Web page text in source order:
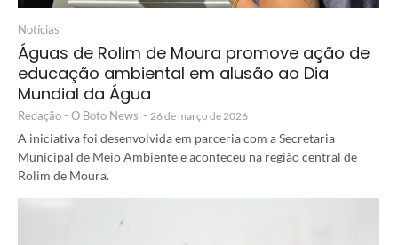
Notícias
Águas de Rolim de Moura promove ação de
educação ambiental em alusão ao Dia
Mundial da Água
Redação - O Boto News - 26 de março de 2026
A iniciativa foi desenvolvida em parceria com a Secretaria
Municipal de Meio Ambiente e aconteceu na região central de
Rolim de Moura.